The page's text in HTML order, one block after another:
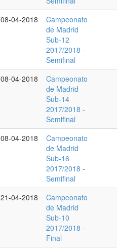
08-04-2018
Campeonato
de Madrid
Sub-12
2017/2018 -
Semifinal
08-04-2018
Campeonato
de Madrid
Sub-14
2017/2018 -
Semifinal
08-04-2018
Campeonato
de Madrid
Sub-16
2017/2018 -
Semifinal
21-04-2018
Campeonato
de Madrid
Sub-10
2017/2018 -
Final